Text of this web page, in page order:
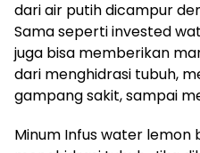
dari air putih dicampur
Sama seperti invested
juga bisa memberikan
dari menghidrasi tubuh,
gampang sakit, sampai
Minum Infus water lemon